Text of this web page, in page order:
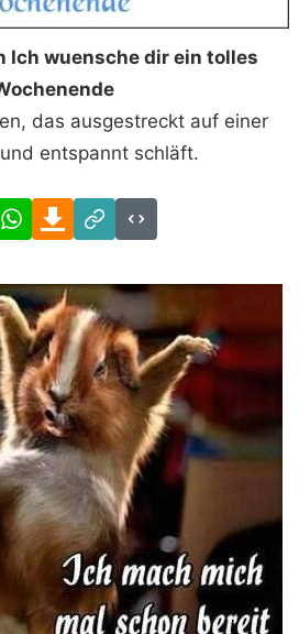
Ich wuensche dir ein tolles
das ausgestreckt auf einer
entspannt schläft.
FacebookWhatsAppDownload
Link
Code